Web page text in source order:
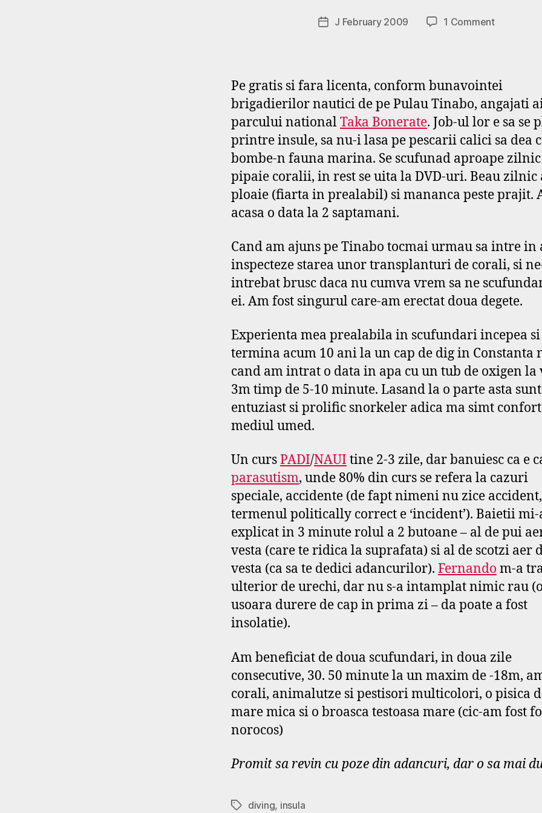
Post
author
o
d
e
f
PostJ February 2009 1 Commenton
Pe gratis si fara licenta, conform bunavointei
brigadierilor nautici de pe Pulau Tinabo, angajati
parcului nationalTaka Bonerate. Job-ul lor e sa se
printre insule, sa nu-i lasa pe pescarii calici sa dea
bombe-n fauna marina. Se scufunad aproape zilnic
pipaie coralii, in rest se uita la DVD-uri. Beau zilnic
ploaie (fiarta in prealabil) si mananca peste prajit.
acasa o data la 2 saptamani.
Cand am ajuns pe Tinabo tocmai urmau sa intre in
inspecteze starea unor transplanturi de corali, si
intrebat brusc daca nu cumva vrem sa ne
ei. Am fost singurul care-am erectat doua degete.
Experienta mea prealabila in scufundari incepea si
termina acum 10 ani la un cap de dig in Constanta
cand am intrat o data in apa cu un tub de oxigen la
3m timp de 5-10 minute. Lasand la o parte asta
entuziast si prolific snorkeler adica ma simt
mediul umed.
Un cursPADI/NAUI tine 2-3 zile, dar banuiesc ca e
parasutism, unde 80% din curs se refera la cazuri
speciale, accidente (de fapt nimeni nu zice accident,
termenul politically correct e ‘incident’). Baietii mi-
explicat in 3 minute rolul a 2 butoane – al de pui
vesta (care te ridica la suprafata) si al de scotzi aer
vesta (ca sa te dedici adancurilor). Fernando m-a
ulterior de urechi, dar nu s-a intamplat nimic rau
usoara durere de cap in prima zi – da poate a fost
insolatie).
Am beneficiat de doua scufundari, in doua zile
consecutive, 30. 50 minute la un maxim de -18m,
corali, animalutze si pestisori multicolori, o pisica
mare mica si o broasca testoasa mare (cic-am fost
norocos)
Promit sa revin cu poze din adancuri, dar o sa mai
Tagsdiving, insula